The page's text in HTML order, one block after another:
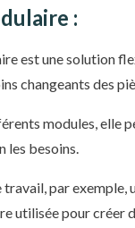
:
est une solution
changeants des
modules, elle
les besoins.
travail, par exemple,
utilisée pour créer